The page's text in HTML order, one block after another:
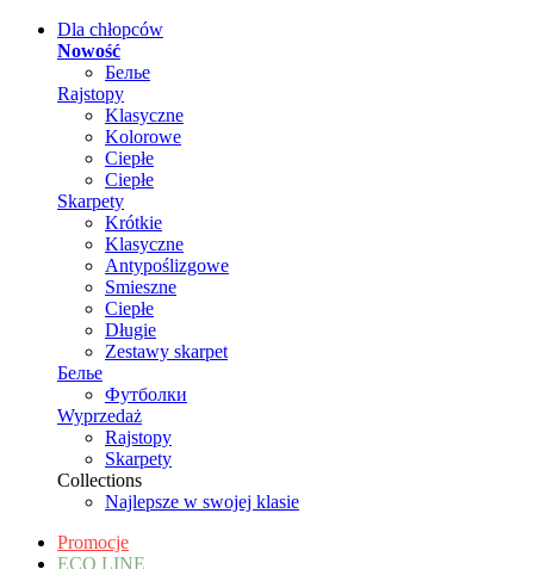
Dla chłopców
Nowość
Белье
Rajstopy
Klasyczne
Kolorowe
Ciepłe
Ciepłe
Skarpety
Krótkie
Klasyczne
Antypoślizgowe
Smieszne
Ciepłe
Długie
Zestawy skarpet
Белье
Футболки
Wyprzedaż
Rajstopy
Skarpety
Collections
Najlepsze w swojej klasie
Promocje
ECO LINE